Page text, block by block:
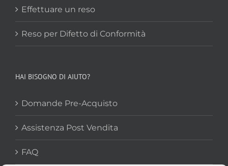
Effettuare un reso
Reso per Difetto di Conformità
HAI BISOGNO DI AIUTO?
Domande Pre-Acquisto
Assistenza Post Vendita
FAQ